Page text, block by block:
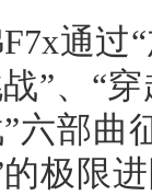
通过
”、“
六部曲
极限